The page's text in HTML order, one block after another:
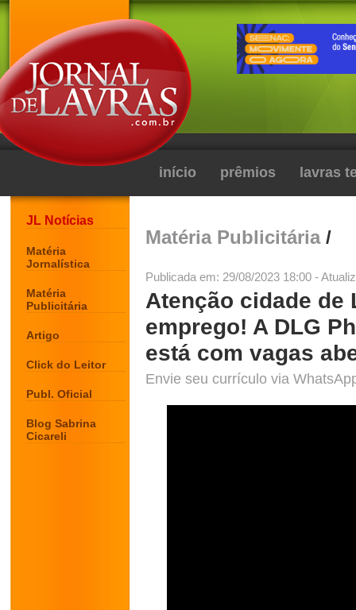
início prêmios lavras
JL Notícias
Matéria
Jornalística
Matéria
Publicitária
Artigo
Click do Leitor
Publ. Oficial
Blog Sabrina
Cicareli
Matéria Publicitária/
Publicada em: 29/08/2023 18:00 -
Atenção cidade de
emprego! A DLG
está com vagas
Envie seu currículo via